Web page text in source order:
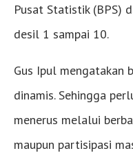
Pusat Statistik (BPS)
desil 1 sampai 10.
Gus Ipul mengatakan
dinamis. Sehingga
menerus melalui
maupun partisipasi